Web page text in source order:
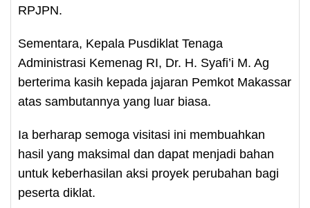
RPJPN.
Sementara, Kepala Pusdiklat Tenaga
Administrasi Kemenag RI, Dr. H. Syafi’i M. Ag
berterima kasih kepada jajaran Pemkot Makassar
atas sambutannya yang luar biasa.
Ia berharap semoga visitasi ini membuahkan
hasil yang maksimal dan dapat menjadi bahan
untuk keberhasilan aksi proyek perubahan bagi
peserta diklat.